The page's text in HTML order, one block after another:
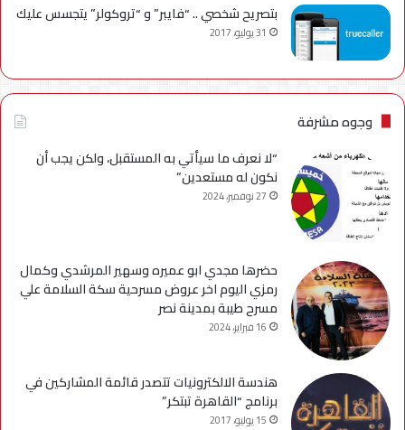
بتصريح شخصي .. “فايبر” و “تروكولر” يتجسس عليك
31 يوليو، 2017
وجوه مشرفة
“لا نعرف ما سيأتي به المستقبل، ولكن يجب أن
نكون له مستعدين”
27 نوفمبر، 2024
حضرها مجدي ابو عميره وسهير المرشدي وكمال
رمزي اليوم اخر عروض مسرحية سكة السلامة علي
مسرح طيبة بمدينة نصر
16 فبراير، 2024
هندسة الالكترونيات تتصدر قائمة المشاركين في
برنامج “القاهرة تبتكر”
15 يوليو، 2017